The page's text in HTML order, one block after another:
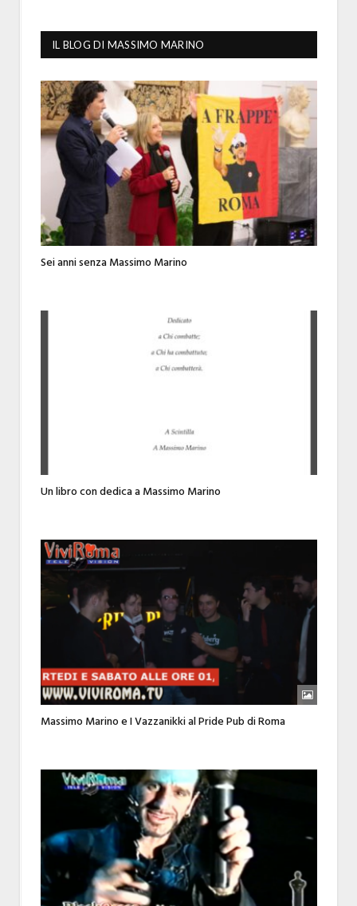
IL BLOG DI MASSIMO MARINO
Sei anni senza Massimo Marino
Un libro con dedica a Massimo Marino
Massimo Marino e I Vazzanikki al Pride Pub di Roma